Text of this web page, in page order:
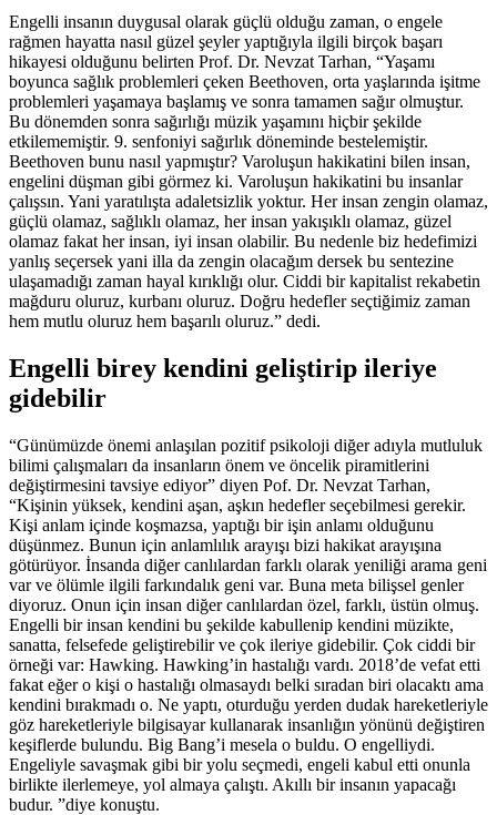
Engelli insanın duygusal olarak güçlü olduğu zaman, o engele
rağmen hayatta nasıl güzel şeyler yaptığıyla ilgili birçok başarı
hikayesi olduğunu belirten Prof. Dr. Nevzat Tarhan, “Yaşamı
boyunca sağlık problemleri çeken Beethoven, orta yaşlarında işitme
problemleri yaşamaya başlamış ve sonra tamamen sağır olmuştur.
Bu dönemden sonra sağırlığı müzik yaşamını hiçbir şekilde
etkilememiştir. 9. senfoniyi sağırlık döneminde bestelemiştir.
Beethoven bunu nasıl yapmıştır? Varoluşun hakikatini bilen insan,
engelini düşman gibi görmez ki. Varoluşun hakikatini bu insanlar
çalışsın. Yani yaratılışta adaletsizlik yoktur. Her insan zengin olamaz,
güçlü olamaz, sağlıklı olamaz, her insan yakışıklı olamaz, güzel
olamaz fakat her insan, iyi insan olabilir. Bu nedenle biz hedefimizi
yanlış seçersek yani illa da zengin olacağım dersek bu sentezine
ulaşamadığı zaman hayal kırıklığı olur. Ciddi bir kapitalist rekabetin
mağduru oluruz, kurbanı oluruz. Doğru hedefler seçtiğimiz zaman
hem mutlu oluruz hem başarılı oluruz.” dedi.
Engelli birey kendini geliştirip ileriye
gidebilir
“Günümüzde önemi anlaşılan pozitif psikoloji diğer adıyla mutluluk
bilimi çalışmaları da insanların önem ve öncelik piramitlerini
değiştirmesini tavsiye ediyor” diyen Pof. Dr. Nevzat Tarhan,
“Kişinin yüksek, kendini aşan, aşkın hedefler seçebilmesi gerekir.
Kişi anlam içinde koşmazsa, yaptığı bir işin anlamı olduğunu
düşünmez. Bunun için anlamlılık arayışı bizi hakikat arayışına
götürüyor. İnsanda diğer canlılardan farklı olarak yeniliği arama geni
var ve ölümle ilgili farkındalık geni var. Buna meta bilişsel genler
diyoruz. Onun için insan diğer canlılardan özel, farklı, üstün olmuş.
Engelli bir insan kendini bu şekilde kabullenip kendini müzikte,
sanatta, felsefede geliştirebilir ve çok ileriye gidebilir. Çok ciddi bir
örneği var: Hawking. Hawking’in hastalığı vardı. 2018’de vefat etti
fakat eğer o kişi o hastalığı olmasaydı belki sıradan biri olacaktı ama
kendini bırakmadı o. Ne yaptı, oturduğu yerden dudak hareketleriyle
göz hareketleriyle bilgisayar kullanarak insanlığın yönünü değiştiren
keşiflerde bulundu. Big Bang’i mesela o buldu. O engelliydi.
Engeliyle savaşmak gibi bir yolu seçmedi, engeli kabul etti onunla
birlikte ilerlemeye, yol almaya çalıştı. Akıllı bir insanın yapacağı
budur. ”diye konuştu.